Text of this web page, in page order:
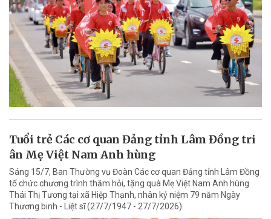
Tuổi trẻ Các cơ quan Đảng tỉnh Lâm Đồng tri
ân Mẹ Việt Nam Anh hùng
Sáng 15/7, Ban Thường vụ Đoàn Các cơ quan Đảng tỉnh Lâm Đồng
tổ chức chương trình thăm hỏi, tặng quà Mẹ Việt Nam Anh hùng
Thái Thị Tương tại xã Hiệp Thạnh, nhân kỷ niệm 79 năm Ngày
Thương binh - Liệt sĩ (27/7/1947 - 27/7/2026).